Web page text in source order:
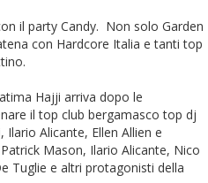
il party Candy. Non solo Garden
con Hardcore Italia e tanti top
Hajji arriva dopo le
il top club bergamasco top dj
Alicante, Ellen Allien e
Mason, Ilario Alicante, Nico
Tuglie e altri protagonisti della